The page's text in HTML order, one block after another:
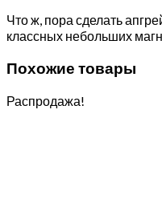
Что ж, пора сделать
классных небольших
Похожие товары
Распродажа!